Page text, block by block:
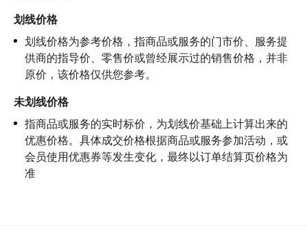
划线价格
划线价格为参考价格，指商品或服务的门市价、服务提
供商的指导价、零售价或曾经展示过的销售价格，并非
原价，该价格仅供您参考。
未划线价格
指商品或服务的实时标价，为划线价基础上计算出来的
优惠价格。具体成交价格根据商品或服务参加活动，或
会员使用优惠券等发生变化，最终以订单结算页价格为
准